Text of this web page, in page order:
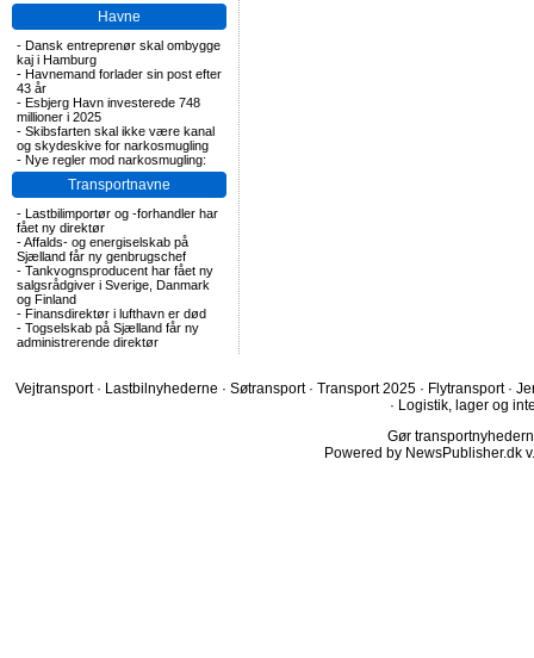
Havne
- Dansk entreprenør skal ombygge
kaj i Hamburg
- Havnemand forlader sin post efter
43 år
- Esbjerg Havn investerede 748
millioner i 2025
- Skibsfarten skal ikke være kanal
og skydeskive for narkosmugling
- Nye regler mod narkosmugling:
Transportnavne
- Lastbilimportør og -forhandler har
fået ny direktør
-Affalds- og energiselskab på
Sjælland får ny genbrugschef
- Tankvognsproducent har fået ny
salgsrådgiver i Sverige, Danmark
og Finland
- Finansdirektør i lufthavn er død
- Togselskab på Sjælland får ny
administrerende direktør
Vejtransport · Lastbilnyhederne · Søtransport · Transport 2025 · Flytransport ·
· Logistik, lager og
Gør
Powered by NewsPublisher.dk